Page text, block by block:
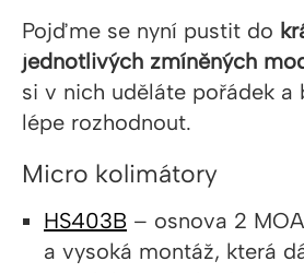
Pojďme se nyní pustit do
jednotlivých zmíněných
si v nich uděláte pořádek a
lépe rozhodnout.
Micro kolimátory
HS403B – osnova 2
a vysoká montáž, která